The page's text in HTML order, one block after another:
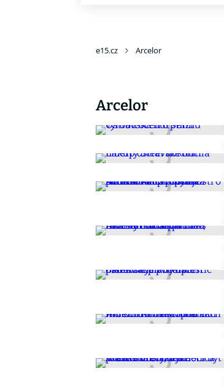
e15.cz Arcelor
Arcelor